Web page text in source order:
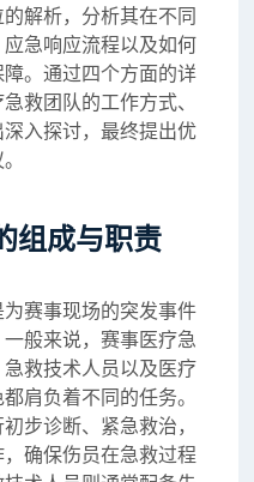
解析，分析其在不同
急响应流程以及如何
。通过四个方面的详
救团队的工作方式、
入探讨，最终提出优
组成与职责
赛事现场的突发事件
般来说，赛事医疗急
救技术人员以及医疗
肩负着不同的任务。
步诊断、紧急救治，
确保伤员在急救过程